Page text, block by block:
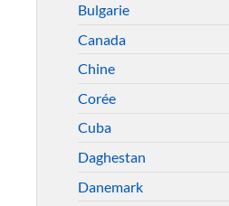
Bulgarie
Canada
Chine
Corée
Cuba
Daghestan
Danemark